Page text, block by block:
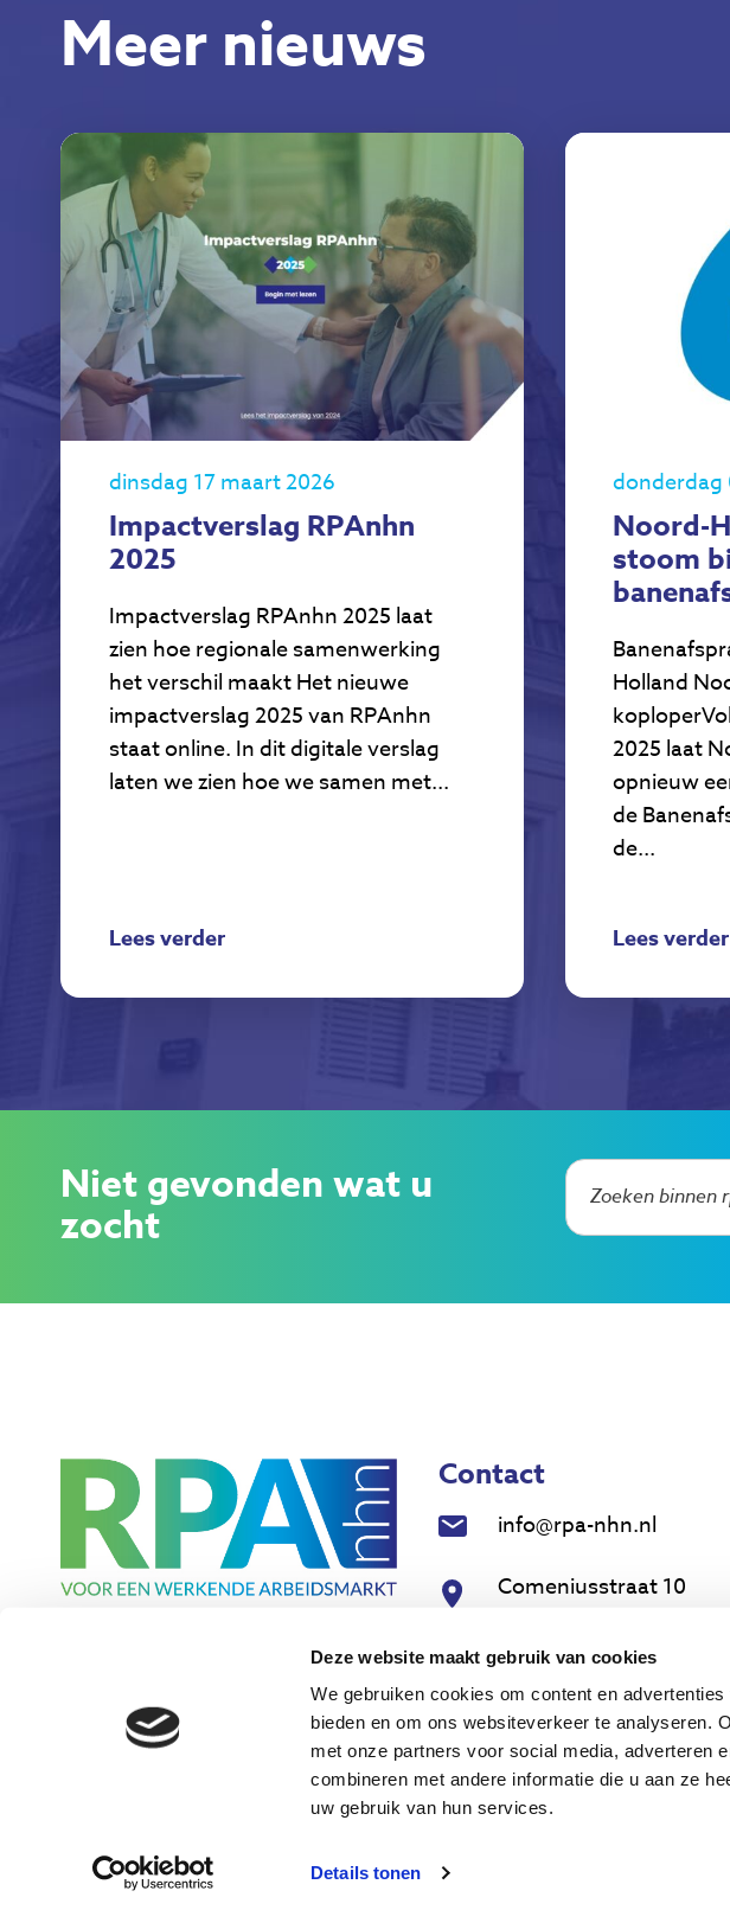
Deze website maakt gebruik van cookies
We gebruiken cookies om content en
bieden en om ons websiteverkeer te analyseren.
met onze partners voor social media, adverteren
combineren met andere informatie die u aan ze
uw gebruik van hun services.
Details tonen
Meer nieuws
dinsdag 17 maart 2026
Impactverslag RPAnhn
2025
Impactverslag RPAnhn 2025 laat
zien hoe regionale samenwerking
het verschil maakt Het nieuwe
impactverslag 2025 van RPAnhn
staat online. In dit digitale verslag
laten we zien hoe we samen met...
Lees verder
donderdag
Noord-
stoom
Holland
2025 laat
opnieuw
de
de...
Lees verder
Niet gevonden wat u
zocht
Contact
info@rpa-nhn.nl
Comeniusstraat 10
Nieuwsbrief